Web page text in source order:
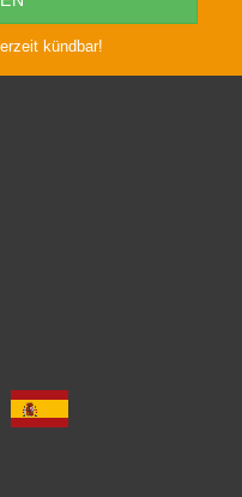
kündbar!